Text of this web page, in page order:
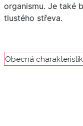
organismu. Je také
tlustého střeva.
Obecná